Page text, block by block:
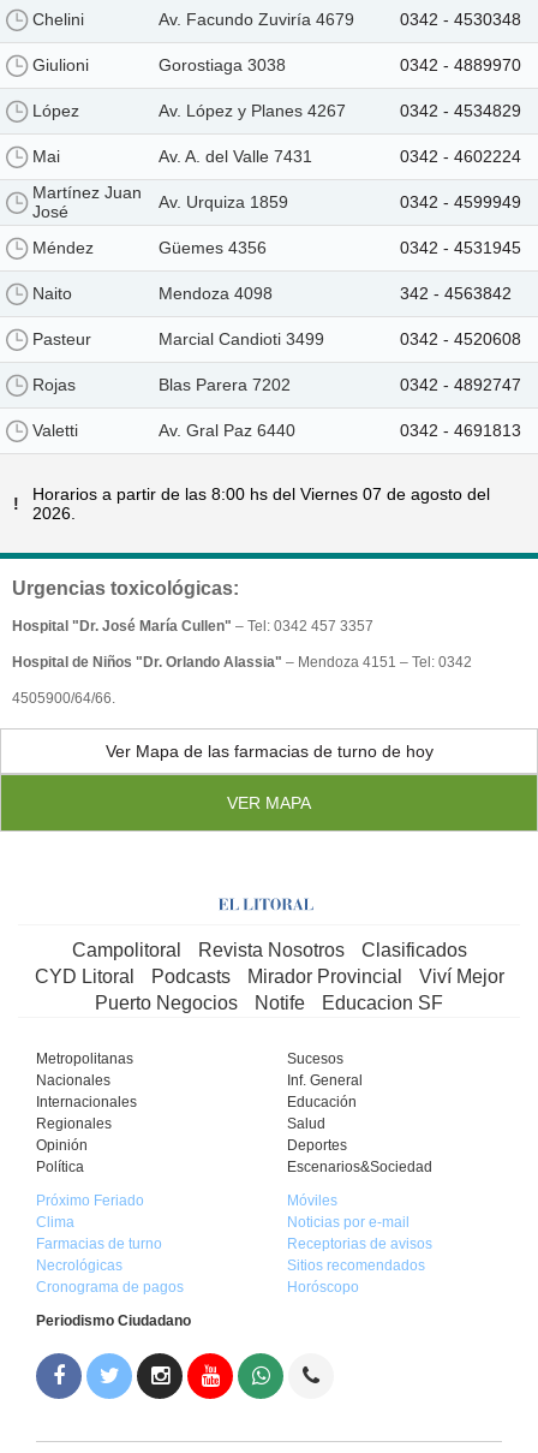
Chelini
Av. Facundo Zuviría 4679 0342 - 4530348
Giulioni Gorostiaga 3038 0342 - 4889970
López Av. López y Planes 4267 0342 - 4534829
Mai Av. A. del Valle 7431
0342 - 4602224
Martínez Juan
José
Av. Urquiza 1859 0342 - 4599949
Méndez Güemes 4356 0342 - 4531945
Naito Mendoza 4098 342 - 4563842
Pasteur Marcial Candioti 3499 0342 - 4520608
Rojas Blas Parera 7202 0342 - 4892747
Valetti Av. Gral Paz 6440 0342 - 4691813
!
Horarios a partir de las 8:00 hs del Viernes 07 de agosto del
2026.
Urgencias toxicológicas:
Hospital "Dr. José María Cullen" – Tel: 0342 457 3357
Hospital de Niños "Dr. Orlando Alassia" – Mendoza 4151 – Tel: 0342
4505900/64/66.
Ver Mapa de las farmacias de turno de hoy
VER MAPA
Campolitoral Revista Nosotros
Clasificados
CYD Litoral
Podcasts Mirador Provincial
Viví Mejor
Puerto Negocios
Notife Educacion SF
Metropolitanas
Nacionales
Internacionales
Regionales
Opinión
Política
Sucesos
Inf. General
Educación
Salud
Deportes
Escenarios&Sociedad
Próximo Feriado
Clima
Farmacias de turno
Necrológicas
Cronograma de pagos
Móviles
Noticias por e-mail
Receptorias de avisos
Sitios recomendados
Horóscopo
Periodismo Ciudadano